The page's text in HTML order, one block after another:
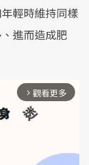
輕時維持同樣
進而造成肥
arrow_forward_ios 觀看更多